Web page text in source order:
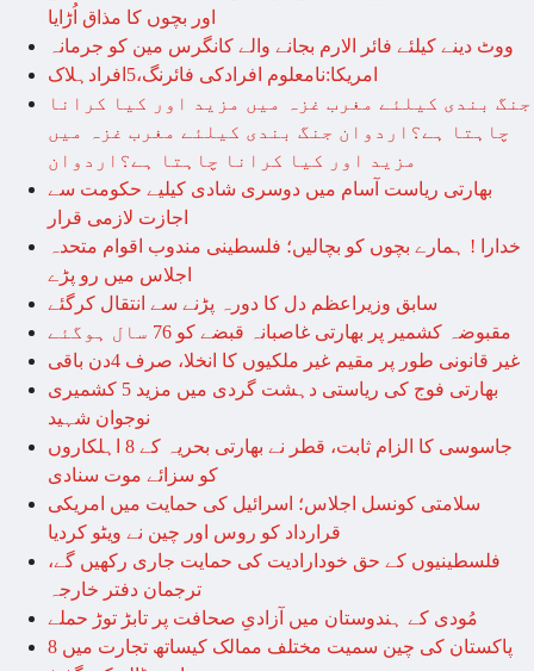
اور بچوں کا مذاق اُڑایا
ووٹ دینے کیلئے فائر الارم بجانے والے کانگرس مین کو جرمانہ
امریکا:نامعلوم افرادکی فائرنگ،5افرادہلاک
جنگ بندی کیلئے مغرب غزہ میں مزید اور کیا کرانا
چاہتا ہے؟اردوان جنگ بندی کیلئے مغرب غزہ میں
مزید اور کیا کرانا چاہتا ہے؟اردوان
بھارتی ریاست آسام میں دوسری شادی کیلیے حکومت سے
اجازت لازمی قرار
خدارا ! ہمارے بچوں کو بچالیں؛ فلسطینی مندوب اقوام متحدہ
اجلاس میں رو پڑے
سابق وزیراعظم دل کا دورہ پڑنے سے انتقال کرگئے
مقبوضہ کشمیر پر بھارتی غاصبانہ قبضے کو 76 سال ہوگئے
غیر قانونی طور پر مقیم غیر ملکیوں کا انخلا، صرف 4دن باقی
بھارتی فوج کی ریاستی دہشت گردی میں مزید 5 کشمیری
نوجوان شہید
جاسوسی کا الزام ثابت، قطر نے بھارتی بحریہ کے 8 اہلکاروں
کو سزائے موت سنادی
سلامتی کونسل اجلاس؛ اسرائیل کی حمایت میں امریکی
قرارداد کو روس اور چین نے ویٹو کردیا
فلسطینیوں کے حق خودارادیت کی حمایت جاری رکھیں گے،
ترجمان دفتر خارجہ
مُودی کے ہندوستان میں آزادیِ صحافت پر تابڑ توڑ حملے
پاکستان کی چین سمیت مختلف ممالک کیساتھ تجارت میں 8